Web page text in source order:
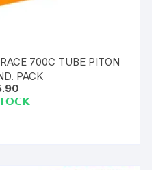
700C TUBE PITON
PACK